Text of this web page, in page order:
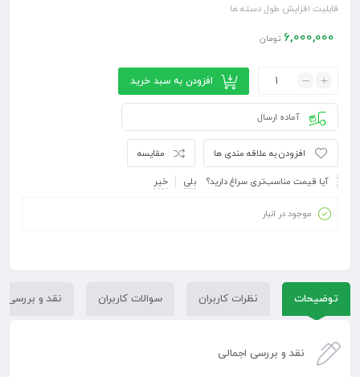
قابلیت افزایش طول دسته ها
6,000,000 تومان
افزودن به سبد خرید
آماده ارسال
مقایسه افزودن به علاقه مندی ها
آیا قیمت مناسب‌تری سراغ دارید؟ بلی خیر
موجود در انبار
توضیحات نظرات کاربران سوالات کاربران نقد و بررسی
نقد و بررسی اجمالی